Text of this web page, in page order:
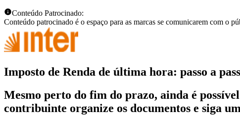
Conteúdo Patrocinado:
Conteúdo patrocinado é o espaço para as marcas se comunicarem com o
Imposto de Renda de última hora: passo a
Mesmo perto do fim do prazo, ainda é
contribuinte organize os documentos e siga